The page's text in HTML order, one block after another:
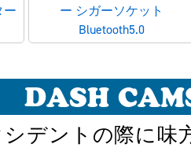
ー
ー シガーソケット
Bluetooth5.0
DASH
デントの際に味